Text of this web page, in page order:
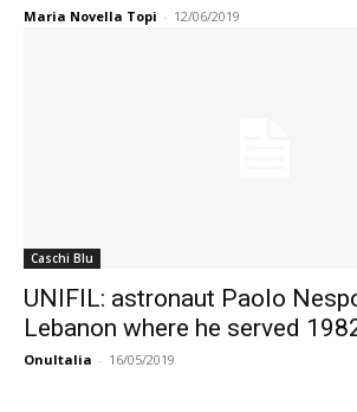
Maria Novella Topi - 12/06/2019
Caschi Blu
UNIFIL: astronaut Paolo
Lebanon where he served
OnuItalia - 16/05/2019